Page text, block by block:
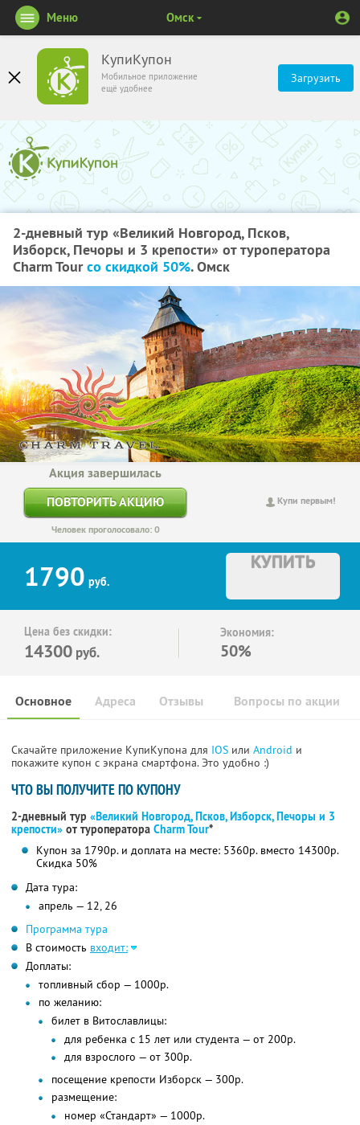
КупиКупон
Мобильное приложение
ещё удобнее
Загрузить
Меню Омск
2-дневный тур «Великий Новгород, Псков,
Изборск, Печоры и 3 крепости» от туроператора
Charm Tourсо скидкой 50%. Омск
Купи первым!
Акция завершилась
ПОВТОРИТЬ АКЦИЮ
Человек проголосовало: 0
1790 руб.
КУПИТЬ
Цена без скидки:
14300 руб.
Экономия:
50%
Основное Отзывы Вопросы по акции
Адреса
Скачайте приложение КупиКупона для IOS или Android и
покажите купон с экрана смартфона. Это удобно :)
ЧТО ВЫ ПОЛУЧИТЕ ПО КУПОНУ
2-дневный тур «Великий Новгород, Псков, Изборск, Печоры и 3
крепости» от туроператора Charm Tour*
Купон за 1790р. и доплата на месте: 5360р. вместо 14300р.
Скидка 50%
Дата тура:
апрель — 12, 26
Программа тура
В стоимость входит:
Доплаты:
топливный сбор — 1000р.
по желанию:
билет в Витославлицы:
для ребенка с 15 лет или студента — от 200р.
для взрослого — от 300р.
посещение крепости Изборск — 300р.
размещение:
номер «Стандарт» — 1000р.